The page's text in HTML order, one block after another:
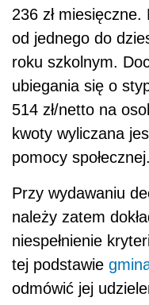
236 zł
od jednego do
roku szkolnym.
ubiegania się o
514 zł/netto na
kwoty wyliczana
pomocy społecznej.
Przy wydawaniu
należy zatem
niespełnienie
tej podstawie
odmówić jej